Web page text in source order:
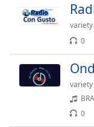
Picture
Fullscreen
window.
variety
0
variety
0